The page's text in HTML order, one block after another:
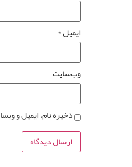
ایمیل*
وب‌سایت
ذخیره نام، ایمیل و